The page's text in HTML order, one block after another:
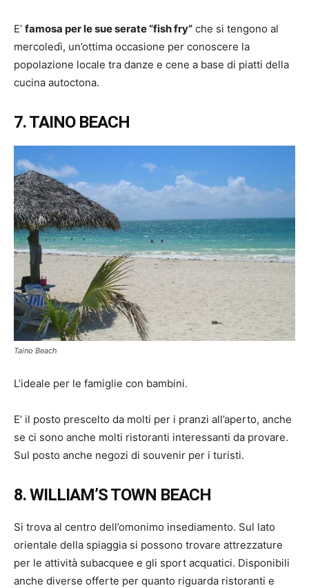
E’ famosa per le sue serate “fish fry” che si tengono al
mercoledì, un’ottima occasione per conoscere la
popolazione locale tra danze e cene a base di piatti della
cucina autoctona.
7. TAINO BEACH
Taino Beach
L’ideale per le famiglie con bambini.
E’ il posto prescelto da molti per i pranzi all’aperto, anche
se ci sono anche molti ristoranti interessanti da provare.
Sul posto anche negozi di souvenir per i turisti.
8. WILLIAM’S TOWN BEACH
Si trova al centro dell’omonimo insediamento. Sul lato
orientale della spiaggia si possono trovare attrezzature
per le attività subacquee e gli sport acquatici. Disponibili
anche diverse offerte per quanto riguarda ristoranti e